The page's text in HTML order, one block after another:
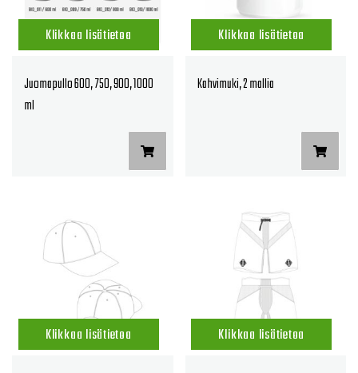
Klikkaa lisätietoa
Juomapullo 600, 750, 900, 1000
ml
Klikkaa lisätietoa
Kahvimuki, 2 mallia
Klikkaa lisätietoa Klikkaa lisätietoa